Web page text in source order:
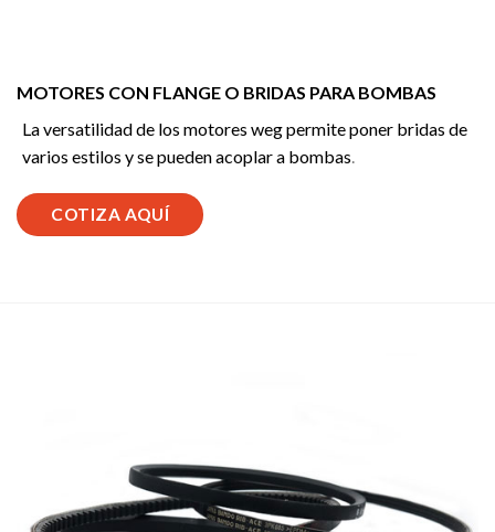
MOTORES CON FLANGE O BRIDAS PARA BOMBAS
La versatilidad de los motores weg permite poner bridas de
varios estilos y se pueden acoplar a bombas.
COTIZA AQUÍ